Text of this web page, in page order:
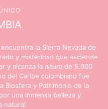
la Sierra Nevada de
y misterioso que asciende
y alcanza la altura de 5.000
del Caribe colombiano fue
Biosfera y Patrimonio de la
una inmensa belleza y
natural.